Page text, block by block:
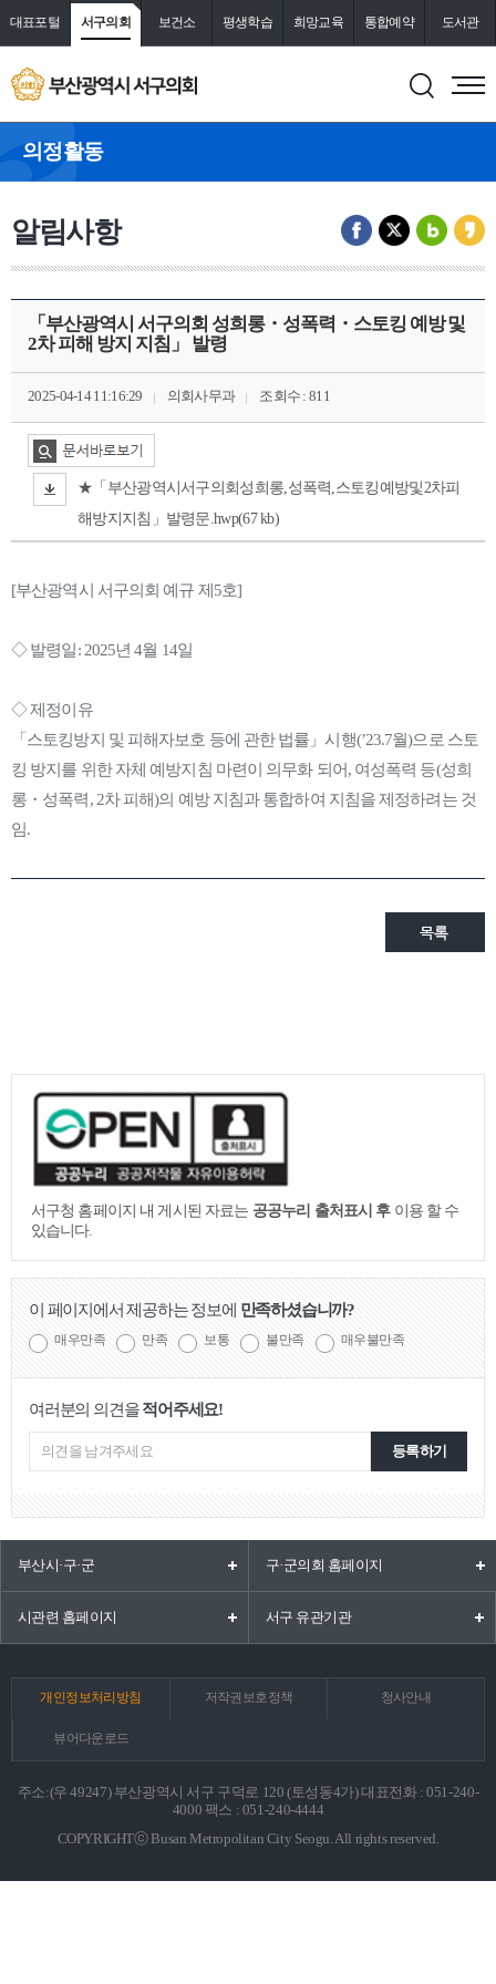
대표포털 서구의회 보건소 평생학습 희망교육 통합예약 도서관
의정활동
알림사항
「부산광역시 서구의회 성희롱・성폭력・스토킹 예방 및
2차 피해 방지 지침」 발령
2025-04-14 11:16:29 의회사무과 조회수 : 811
★「부산광역시서구의회성희롱,성폭력,스토킹예방및2차피
해방지지침」발령문.hwp(67 kb)
[부산광역시 서구의회 예규 제5호]
◇ 발령일: 2025년 4월 14일
◇ 제정이유
「스토킹방지 및 피해자보호 등에 관한 법률」시행(’23.7월)으로 스토
킹 방지를 위한 자체 예방지침 마련이 의무화 되어, 여성폭력 등(성희
롱・성폭력, 2차 피해)의 예방 지침과 통합하여 지침을 제정하려는 것
임.
서구청 홈페이지 내 게시된 자료는 공공누리 출처표시 후 이용 할 수
있습니다.
이 페이지에서 제공하는 정보에 만족하셨습니까?
매우만족 만족 보통 불만족 매우불만족
여러분의 의견을적어주세요!
등록하기
부산시·구·군 구·군의회 홈페이지
시관련 홈페이지 서구 유관기관
개인정보처리방침 저작권보호정책 청사안내
뷰어다운로드
주소:(우 49247) 부산광역시 서구 구덕로 120 (토성동4가) 대표전화 : 051-240-
4000 팩스 : 051-240-4444
COPYRIGHTⓒ Busan Metropolitan City Seogu. All rights reserved.